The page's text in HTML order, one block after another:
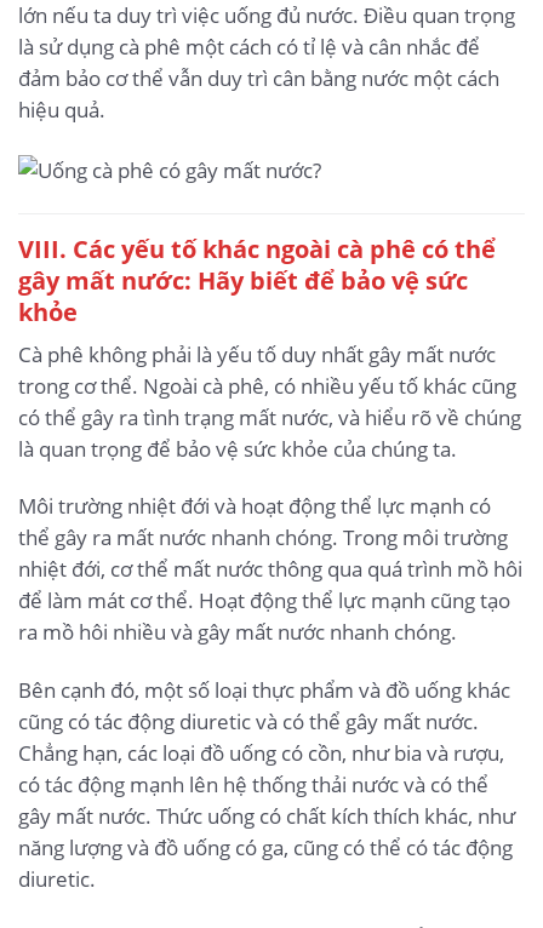
lớn nếu ta duy trì việc uống đủ nước. Điều quan trọng
là sử dụng cà phê một cách có tỉ lệ và cân nhắc để
đảm bảo cơ thể vẫn duy trì cân bằng nước một cách
hiệu quả.
VIII. Các yếu tố khác ngoài cà phê có thể
gây mất nước: Hãy biết để bảo vệ sức
khỏe
Cà phê không phải là yếu tố duy nhất gây mất nước
trong cơ thể. Ngoài cà phê, có nhiều yếu tố khác cũng
có thể gây ra tình trạng mất nước, và hiểu rõ về chúng
là quan trọng để bảo vệ sức khỏe của chúng ta.
Môi trường nhiệt đới và hoạt động thể lực mạnh có
thể gây ra mất nước nhanh chóng. Trong môi trường
nhiệt đới, cơ thể mất nước thông qua quá trình mồ hôi
để làm mát cơ thể. Hoạt động thể lực mạnh cũng tạo
ra mồ hôi nhiều và gây mất nước nhanh chóng.
Bên cạnh đó, một số loại thực phẩm và đồ uống khác
cũng có tác động diuretic và có thể gây mất nước.
Chẳng hạn, các loại đồ uống có cồn, như bia và rượu,
có tác động mạnh lên hệ thống thải nước và có thể
gây mất nước. Thức uống có chất kích thích khác, như
năng lượng và đồ uống có ga, cũng có thể có tác động
diuretic.